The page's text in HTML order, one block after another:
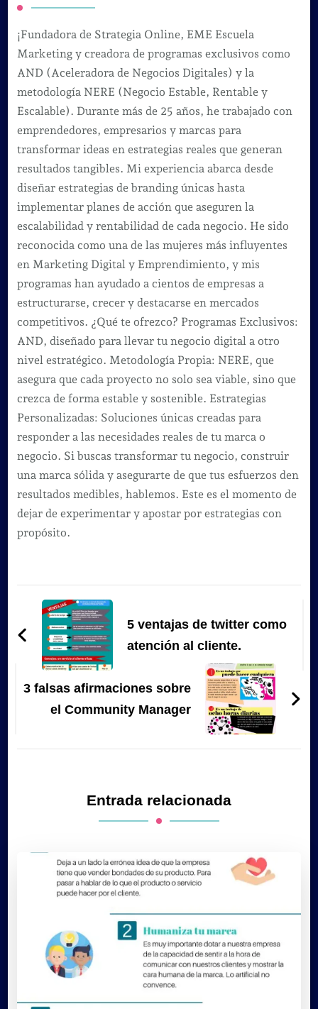
¡Fundadora de Strategia Online, EME Escuela
Marketing y creadora de programas exclusivos como
AND (Aceleradora de Negocios Digitales) y la
metodología NERE (Negocio Estable, Rentable y
Escalable). Durante más de 25 años, he trabajado con
emprendedores, empresarios y marcas para
transformar ideas en estrategias reales que generan
resultados tangibles. Mi experiencia abarca desde
diseñar estrategias de branding únicas hasta
implementar planes de acción que aseguren la
escalabilidad y rentabilidad de cada negocio. He sido
reconocida como una de las mujeres más influyentes
en Marketing Digital y Emprendimiento, y mis
programas han ayudado a cientos de empresas a
estructurarse, crecer y destacarse en mercados
competitivos. ¿Qué te ofrezco? Programas Exclusivos:
AND, diseñado para llevar tu negocio digital a otro
nivel estratégico. Metodología Propia: NERE, que
asegura que cada proyecto no solo sea viable, sino que
crezca de forma estable y sostenible. Estrategias
Personalizadas: Soluciones únicas creadas para
responder a las necesidades reales de tu marca o
negocio. Si buscas transformar tu negocio, construir
una marca sólida y asegurarte de que tus esfuerzos den
resultados medibles, hablemos. Este es el momento de
dejar de experimentar y apostar por estrategias con
propósito.
Navegación
de
entradas
5 ventajas de twitter como
atención al cliente.
3 falsas afirmaciones sobre
el Community Manager
Entrada relacionada